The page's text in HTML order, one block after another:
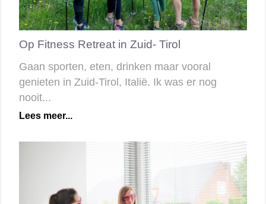
Op Fitness Retreat in Zuid- Tirol
Gaan sporten, eten, drinken maar vooral
genieten in Zuid-Tirol, Italië. Ik was er nog
nooit...
Lees meer...